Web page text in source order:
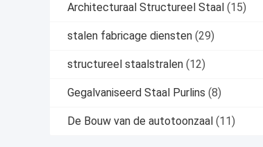
Architecturaal Structureel Staal (15)
stalen fabricage diensten (29)
structureel staalstralen (12)
Gegalvaniseerd Staal Purlins (8)
De Bouw van de autotoonzaal (11)